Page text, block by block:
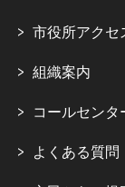
市役所アクセ
組織案内
コールセン
よくある質問